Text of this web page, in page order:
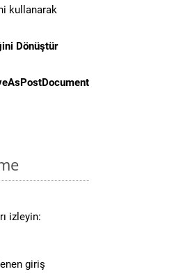
kullanarak
Dönüştür
izleyin:
giriş